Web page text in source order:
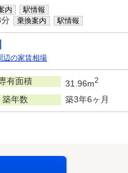
内 駅情報
乗換案内 駅情報
辺の家賃相場
有面積 31.96m2
築年数 築3年6ヶ月